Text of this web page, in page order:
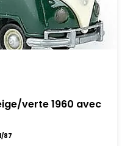
verte 1960 avec
1/87